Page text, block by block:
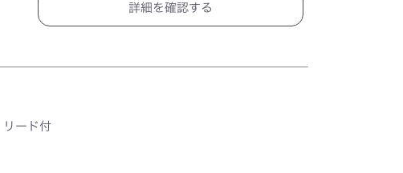
詳細を確認する
リード付